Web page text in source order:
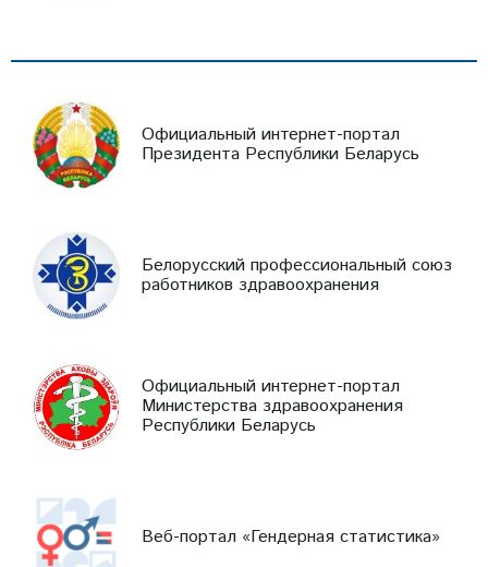
Официальный интернет-портал
Президента Республики Беларусь
Белорусский профессиональный союз
работников здравоохранения
Официальный интернет-портал
Министерства здравоохранения
Республики Беларусь
Веб-портал «Гендерная статистика»